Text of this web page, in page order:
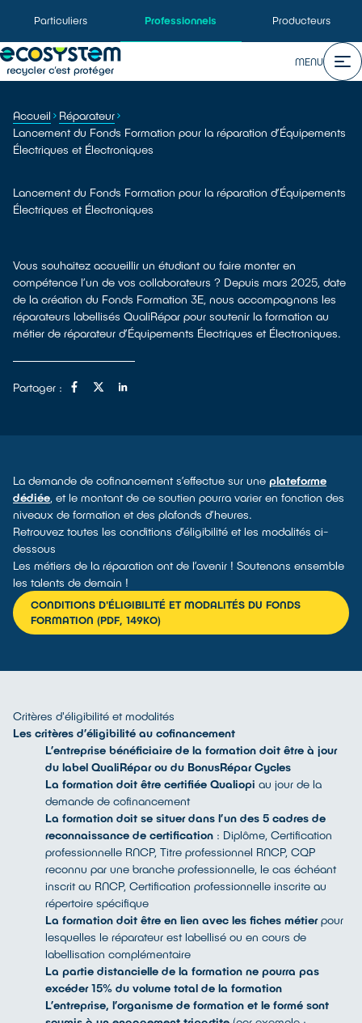
Particuliers Professionnels Producteurs
MENU
Accueil
Réparateur
Lancement du Fonds Formation pour la réparation d’Équipements
Électriques et Électroniques
Lancement du Fonds Formation pour la réparation d’Équipements
Électriques et Électroniques
Vous souhaitez accueillir un étudiant ou faire monter en
compétence l’un de vos collaborateurs ? Depuis mars 2025, date
de la création du Fonds Formation 3E, nous accompagnons les
réparateurs labellisés QualiRépar pour soutenir la formation au
métier de réparateur d’Équipements Électriques et Électroniques.
Partager :
La demande de cofinancement s’effectue sur une plateforme
dédiée, et le montant de ce soutien pourra varier en fonction des
niveaux de formation et des plafonds d’heures.
Retrouvez toutes les conditions d’éligibilité et les modalités ci-
dessous
Les métiers de la réparation ont de l’avenir ! Soutenons ensemble
les talents de demain !
CONDITIONS D'ÉLIGIBILITÉ ET MODALITÉS DU FONDS
FORMATION (PDF, 149KO)
Critères d'éligibilité et modalités
Les critères d’éligibilité au cofinancement
L’entreprise bénéficiaire de la formation doit être à jour
du label QualiRépar ou du BonusRépar Cycles
La formation doit être certifiée Qualiopi au jour de la
demande de cofinancement
La formation doit se situer dans l’un des 5 cadres de
reconnaissance de certification : Diplôme, Certification
professionnelle RNCP, Titre professionnel RNCP, CQP
reconnu par une branche professionnelle, le cas échéant
inscrit au RNCP, Certification professionnelle inscrite au
répertoire spécifique
La formation doit être en lien avec les fiches métierpour
lesquelles le réparateur est labellisé ou en cours de
labellisation complémentaire
La partie distancielle de la formation ne pourra pas
excéder 15% du volume total de la formation
L’entreprise, l’organisme de formation et le formé sont